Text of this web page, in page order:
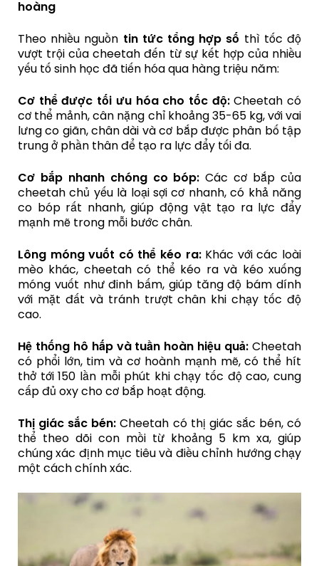
hoàng
Theo nhiều nguồn tin tức tổng hợp số thì tốc độ
vượt trội của cheetah đến từ sự kết hợp của nhiều
yếu tố sinh học đã tiến hóa qua hàng triệu năm:
Cơ thể được tối ưu hóa cho tốc độ:Cheetah có
cơ thể mảnh, cân nặng chỉ khoảng 35-65 kg, với vai
lưng co giãn, chân dài và cơ bắp được phân bố tập
trung ở phần thân để tạo ra lực đẩy tối đa.
Cơ bắp nhanh chóng co bóp: Các cơ bắp của
cheetah chủ yếu là loại sợi cơ nhanh, có khả năng
co bóp rất nhanh, giúp động vật tạo ra lực đẩy
mạnh mẽ trong mỗi bước chân.
Lông móng vuốt có thể kéo ra:Khác với các loài
mèo khác, cheetah có thể kéo ra và kéo xuống
móng vuốt như đinh bấm, giúp tăng độ bám dính
với mặt đất và tránh trượt chân khi chạy tốc độ
cao.
Hệ thống hô hấp và tuần hoàn hiệu quả: Cheetah
có phổi lớn, tim và cơ hoành mạnh mẽ, có thể hít
thở tới 150 lần mỗi phút khi chạy tốc độ cao, cung
cấp đủ oxy cho cơ bắp hoạt động.
Thị giác sắc bén: Cheetah có thị giác sắc bén, có
thể theo dõi con mồi từ khoảng 5 km xa, giúp
chúng xác định mục tiêu và điều chỉnh hướng chạy
một cách chính xác.